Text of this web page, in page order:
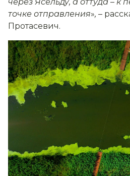
точке отправления», –
Протасевич.